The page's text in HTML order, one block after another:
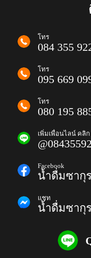
โทร
084 355
โทร
095 669
โทร
080 195
เพิ่มเพื่อนไลน์ คลิก
Facebook
น้ำดื่มซากุ
แชท
น้ำดื่มซากุ